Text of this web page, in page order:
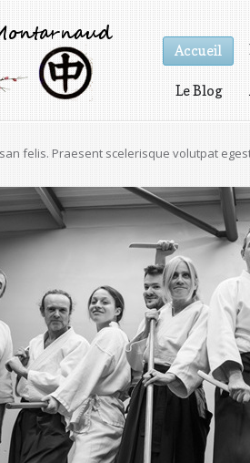
Accueil
Le Blog
amet, consectetur adipiscing elit.
felis. Praesent scelerisque volutpat